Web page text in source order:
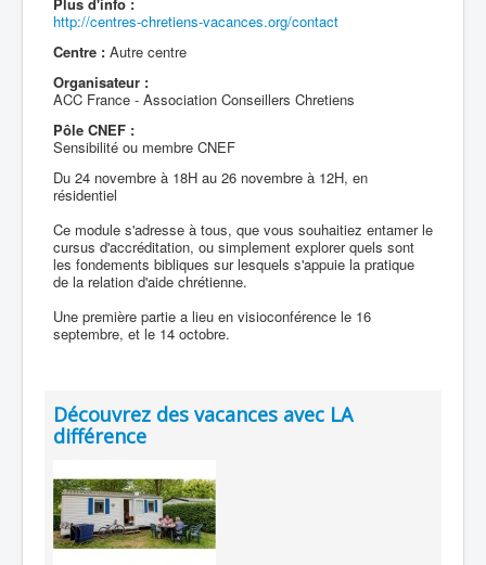
http://centres-chretiens-vacances.org/contact
Centre : Autre centre
Organisateur :
ACC France - Association Conseillers Chretiens
Pôle CNEF :
Sensibilité ou membre CNEF
Du 24 novembre à 18H au 26 novembre à 12H, en
résidentiel
Ce module s'adresse à tous, que vous souhaitiez entamer le
cursus d'accréditation, ou simplement explorer quels sont
les fondements bibliques sur lesquels s'appuie la pratique
de la relation d'aide chrétienne.
Une première partie a lieu en visioconférence le 16
septembre, et le 14 octobre.
Découvrez des vacances avec LA
différence